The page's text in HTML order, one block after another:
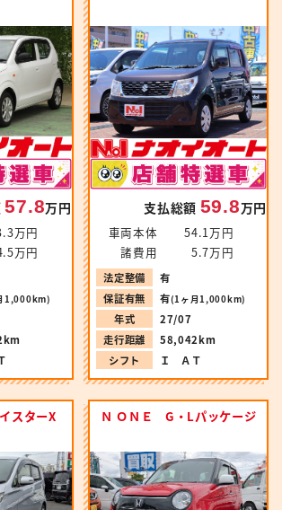
57.8万円
万円
万円
1,000km)
支払総額 59.8万円
車両本体
54.1万円
諸費用
5.7万円
法定整備
有
保証有無
有(1ヶ月1,000km)
年式
27/07
走行距離
58,042km
シフト
Ｉ ＡＴ
スターX Ｎ ＯＮＥ G・Lパッケージ